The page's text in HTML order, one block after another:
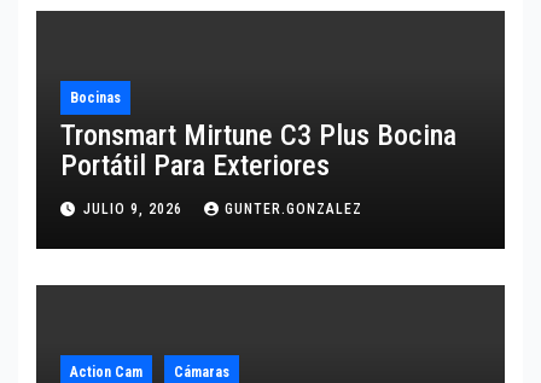
Bocinas
Tronsmart Mirtune C3 Plus Bocina
Portátil Para Exteriores
JULIO 9, 2026 GUNTER.GONZALEZ
Action Cam Cámaras